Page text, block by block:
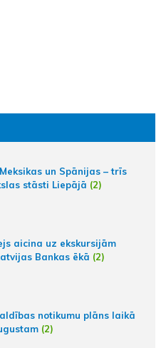
un Spānijas – trīs
stāsti Liepājā (2)
aicina uz ekskursijām
Bankas ēkā (2)
notikumu plāns laikā
(2)